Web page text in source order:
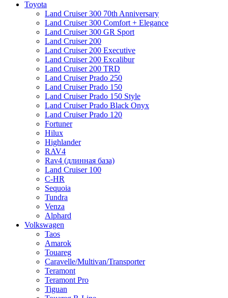
Toyota
Land Cruiser 300 70th Anniversary
Land Cruiser 300 Comfort + Elegance
Land Cruiser 300 GR Sport
Land Cruiser 200
Land Cruiser 200 Executive
Land Cruiser 200 Excalibur
Land Cruiser 200 TRD
Land Cruiser Prado 250
Land Cruiser Prado 150
Land Cruiser Prado 150 Style
Land Cruiser Prado Black Onyx
Land Cruiser Prado 120
Fortuner
Hilux
Highlander
RAV4
Rav4 (длинная база)
Land Cruiser 100
C-HR
Sequoia
Tundra
Venza
Alphard
Volkswagen
Taos
Amarok
Touareg
Caravelle/Multivan/Transporter
Teramont
Teramont Pro
Tiguan